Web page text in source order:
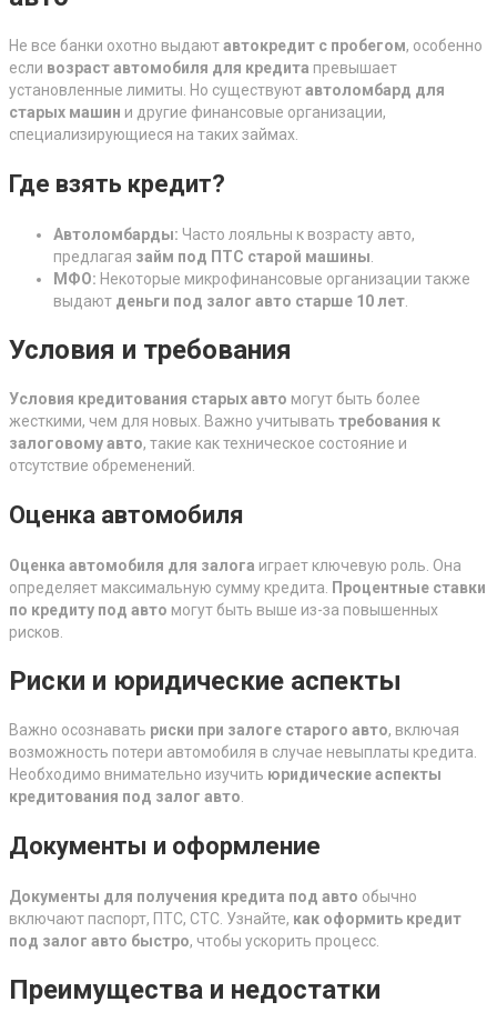
Не все банки охотно выдаютавтокредит с пробегом, особенно
если возраст автомобиля для кредита превышает
установленные лимиты. Но существуютавтоломбард для
старых машин и другие финансовые организации,
специализирующиеся на таких займах.
Где взять кредит?
Автоломбарды: Часто лояльны к возрасту авто,
предлагая займ под ПТС старой машины.
МФО: Некоторые микрофинансовые организации также
выдают деньги под залог авто старше 10 лет.
Условия и требования
Условия кредитования старых авто могут быть более
жесткими, чем для новых. Важно учитывать требования к
залоговому авто, такие как техническое состояние и
отсутствие обременений.
Оценка автомобиля
Оценка автомобиля для залога играет ключевую роль. Она
определяет максимальную сумму кредита.
Процентные ставки
по кредиту под авто могут быть выше из-за повышенных
рисков.
Риски и юридические аспекты
Важно осознавать риски при залоге старого авто, включая
возможность потери автомобиля в случае невыплаты кредита.
Необходимо внимательно изучить юридические аспекты
кредитования под залог авто
Документы и оформление
Документы для получения кредита под авто обычно
включают паспорт, ПТС, СТС. Узнайте, как оформить кредит
под залог авто быстро, чтобы ускорить процесс.
Преимущества и недостатки